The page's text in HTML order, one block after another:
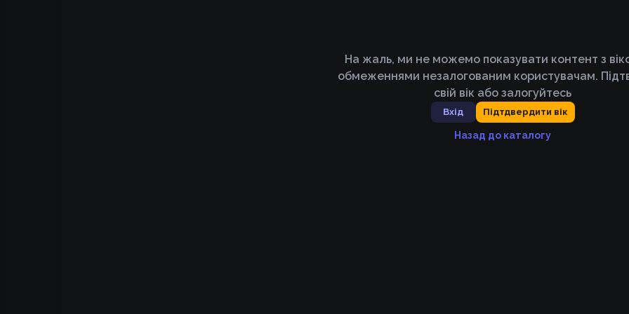
На жаль, ми не можемо показувати контент з
обмеженнями незалогованим користувачам.
свій вік або залогуйтесь
Вхід Підтдвердити вік
Назад до каталогу